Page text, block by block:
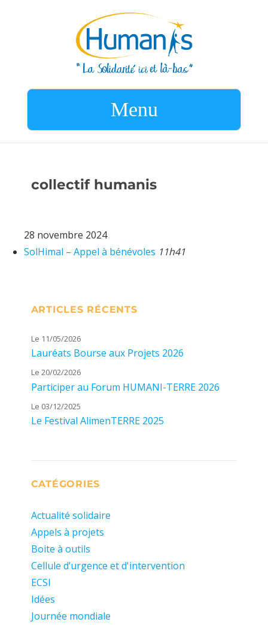
Menu
collectif humanis
28 novembre 2024
SolHimal – Appel à bénévoles 11h41
ARTICLES RÉCENTS
Le 11/05/2026
Lauréats Bourse aux Projets 2026
Le 20/02/2026
Participer au Forum HUMANI-TERRE 2026
Le 03/12/2025
Le Festival AlimenTERRE 2025
CATÉGORIES
Actualité solidaire
Appels à projets
Boite à outils
Cellule d’urgence et d'intervention
ECSI
Idées
Journée mondiale